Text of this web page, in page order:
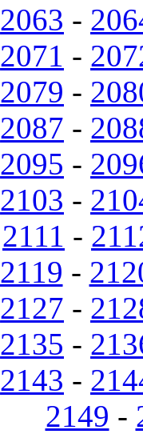
2063 -
2071 -
2079 -
2087 -
2095 -
2103 -
2111 -
2119 -
2127 -
2135 -
2143 -
2149 -